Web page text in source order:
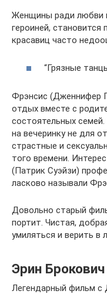
Женщины ради любви
героиней,
красавиц часто
“Грязные
Фрэнсис (Дженнифер
отдых вместе с
состоятельных
на вечеринку не для
страстные и
того времени.
(Патрик Суэйзи)
ласково называли
Довольно старый
портит. Чистая,
умиляться и верить в
Эрин Брокович
Легендарный фильм с